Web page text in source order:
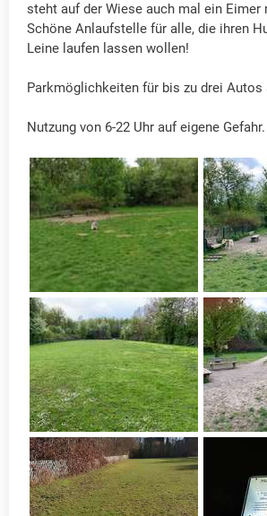
steht auf der Wiese auch mal ein Eimer
Schöne Anlaufstelle für alle, die ihren
Leine laufen lassen wollen!
Parkmöglichkeiten für bis zu drei Autos
Nutzung von 6-22 Uhr auf eigene Gefahr.